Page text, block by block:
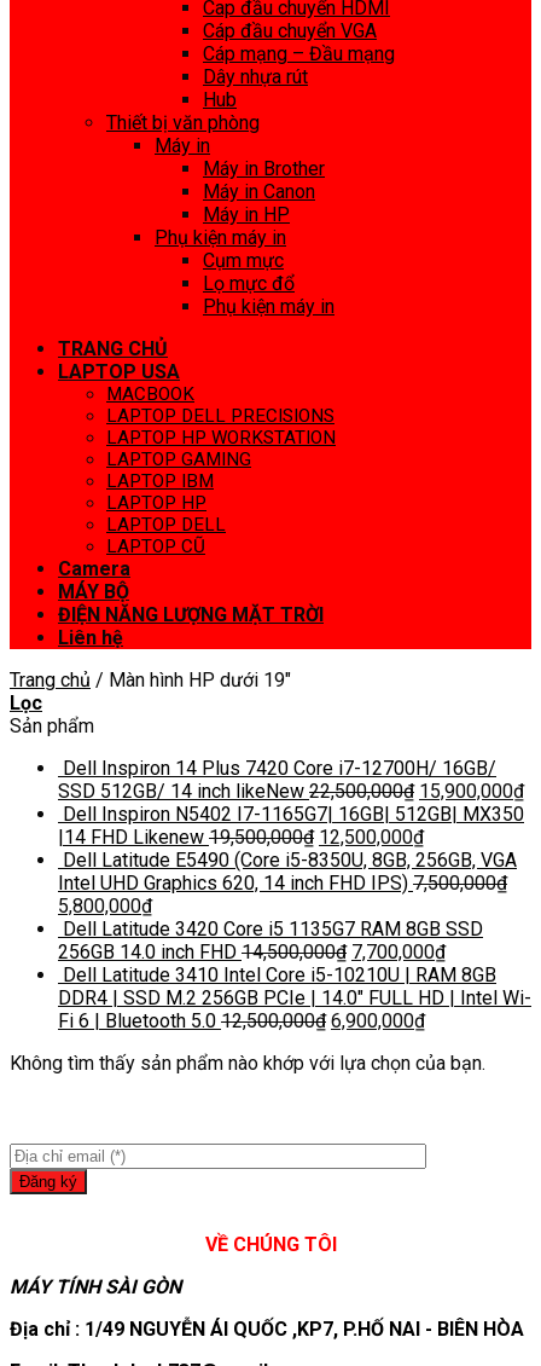
Cap đầu chuyển HDMI
Cáp đầu chuyển VGA
Cáp mạng – Đầu mạng
Dây nhựa rút
Hub
Thiết bị văn phòng
Máy in
Máy in Brother
Máy in Canon
Máy in HP
Phụ kiện máy in
Cụm mực
Lọ mực đổ
Phụ kiện máy in
TRANG CHỦ
LAPTOP USA
MACBOOK
LAPTOP DELL PRECISIONS
LAPTOP HP WORKSTATION
LAPTOP GAMING
LAPTOP IBM
LAPTOP HP
LAPTOP DELL
LAPTOP CŨ
Camera
MÁY BỘ
ĐIỆN NĂNG LƯỢNG MẶT TRỜI
Liên hệ
Trang chủ / Màn hình HP dưới 19″
Lọc
Sản phẩm
Dell Inspiron 14 Plus 7420 Core i7-12700H/ 16GB/
SSD 512GB/ 14 inch likeNew 22,500,000₫ 15,900,000₫
Dell Inspiron N5402 I7-1165G7| 16GB| 512GB| MX350
|14 FHD Likenew 19,500,000₫ 12,500,000₫
Dell Latitude E5490 (Core i5-8350U, 8GB, 256GB, VGA
Intel UHD Graphics 620, 14 inch FHD IPS) 7,500,000₫
5,800,000₫
Dell Latitude 3420 Core i5 1135G7 RAM 8GB SSD
256GB 14.0 inch FHD 14,500,000₫ 7,700,000₫
Dell Latitude 3410 Intel Core i5-10210U | RAM 8GB
DDR4 | SSD M.2 256GB PCIe | 14.0″ FULL HD | Intel Wi-
Fi 6 | Bluetooth 5.0 12,500,000₫ 6,900,000₫
Không tìm thấy sản phẩm nào khớp với lựa chọn của bạn.
VỀ CHÚNG TÔI
MÁY TÍNH SÀI GÒN
Địa chỉ : 1/49 NGUYỄN ÁI QUỐC ,KP7, P.HỐ NAI - BIÊN HÒA